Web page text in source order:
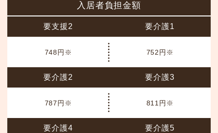
入居者負担金額
要支援2
748円※
要介護1
752円※
要介護2
787円※
要介護3
811円※
要介護4 要介護5